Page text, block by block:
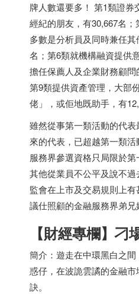
牌人數還要多！ 第1類證
經紀的朋友，有30,667名；
多數是分析員及同時兼任
名；第6類就機構融資提供
擔任保薦人及企業財務顧
第9類提供資產管理，大部
佬」，或佢地既助手，有
雖然從事第一類活動的代
來的代表，已超越第一類
服務界參選資格只局限於
其他從業員不公平及說不
監會在上市及交易規則上
議仕照顧的金融服務界弟兄
【財經專欄】
簡介：遊走在中環黑白之
惑仔，在波詭雲譎的金融
訣。